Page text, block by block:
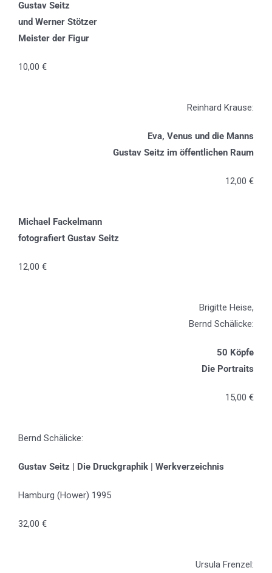
Gustav Seitz
und Werner Stötzer
Meister der Figur
10,00 €
Reinhard Krause:
Eva, Venus und die Manns
Gustav Seitz im öffentlichen Raum
12,00 €
Michael Fackelmann
fotografiert Gustav Seitz
12,00 €
Brigitte Heise,
Bernd Schälicke:
50 Köpfe
Die Portraits
15,00 €
Bernd Schälicke:
Gustav Seitz | Die Druckgraphik | Werkverzeichnis
Hamburg (Hower) 1995
32,00 €
Ursula Frenzel: